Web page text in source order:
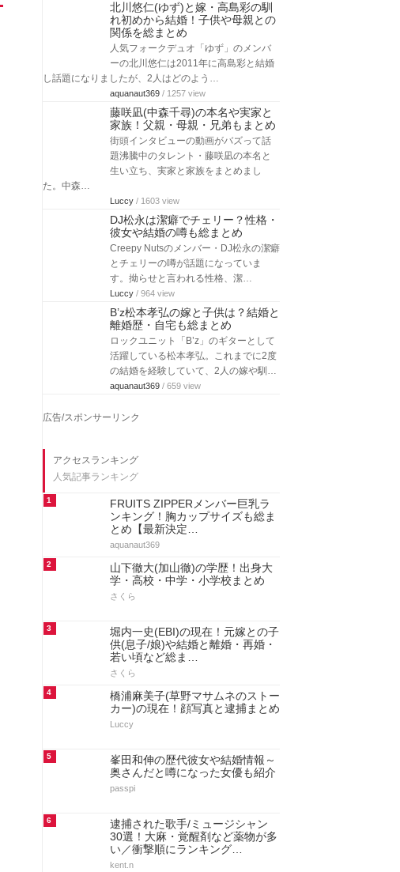
北川悠仁(ゆず)と嫁・高島彩の馴
れ初めから結婚！子供や母親との
関係を総まとめ
人気フォークデュオ「ゆず」のメンバ
ーの北川悠仁は2011年に高島彩と結婚
し話題になりましたが、2人はどのよう…
aquanaut369 / 1257 view
藤咲凪(中森千尋)の本名や実家と
家族！父親・母親・兄弟もまとめ
街頭インタビューの動画がバズって話
題沸騰中のタレント・藤咲凪の本名と
生い立ち、実家と家族をまとめまし
た。中森…
Luccy / 1603 view
DJ松永は潔癖でチェリー？性格・
彼女や結婚の噂も総まとめ
Creepy Nutsのメンバー・DJ松永の潔癖
とチェリーの噂が話題になっていま
す。拗らせと言われる性格、潔…
Luccy / 964 view
B’z松本孝弘の嫁と子供は？結婚と
離婚歴・自宅も総まとめ
ロックユニット「B’z」のギターとして
活躍している松本孝弘。これまでに2度
の結婚を経験していて、2人の嫁や馴…
aquanaut369 / 659 view
広告/スポンサーリンク
アクセスランキング
人気記事ランキング
1
FRUITS ZIPPERメンバー巨乳ラ
ンキング！胸カップサイズも総ま
とめ【最新決定…
aquanaut369
2
山下徹大(加山徹)の学歴！出身大
学・高校・中学・小学校まとめ
さくら
3
堀内一史(EBI)の現在！元嫁との子
供(息子/娘)や結婚と離婚・再婚・
若い頃など総ま…
さくら
4
橋浦麻美子(草野マサムネのストー
カー)の現在！顔写真と逮捕まとめ
Luccy
5
峯田和伸の歴代彼女や結婚情報～
奥さんだと噂になった女優も紹介
passpi
6
逮捕された歌手/ミュージシャン
30選！大麻・覚醒剤など薬物が多
い／衝撃順にランキング…
kent.n